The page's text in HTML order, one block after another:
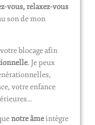
vous, relaxez-vous
son de mon
blocage afin
. Je peux
votre enfance
notre âmeintègre